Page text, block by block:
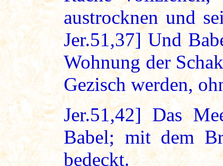
austrocknen und
Jer.51,37] Und
Wohnung der
Gezisch werden,
Jer.51,42] Das
Babel; mit dem
bedeckt.